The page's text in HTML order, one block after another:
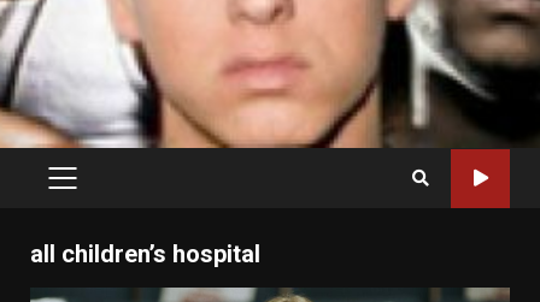
PRIMARY
all children’s hospital